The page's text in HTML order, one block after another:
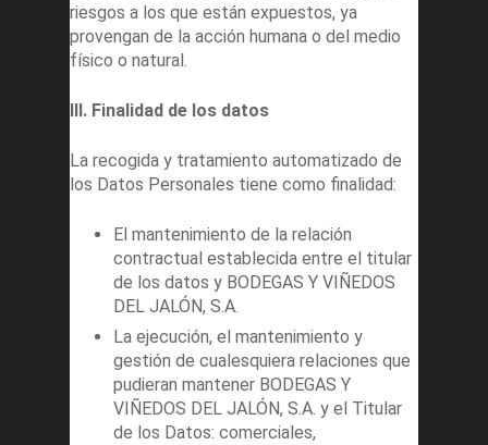
riesgos a los que están expuestos, ya
provengan de la acción humana o del medio
físico o natural.
III. Finalidad de los datos
La recogida y tratamiento automatizado de
los Datos Personales tiene como finalidad:
El mantenimiento de la relación
contractual establecida entre el titular
de los datos y BODEGAS Y VIÑEDOS
DEL JALÓN, S.A.
La ejecución, el mantenimiento y
gestión de cualesquiera relaciones que
pudieran mantener BODEGAS Y
VIÑEDOS DEL JALÓN, S.A. y el Titular
de los Datos: comerciales,